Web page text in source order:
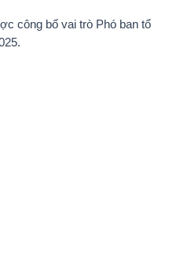
công bố vai trò Phó ban tổ